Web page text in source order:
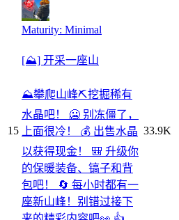
15
Maturity: Minimal
[⛰️] 开采一座山
⛰️攀爬山峰⛏️挖掘稀有
水晶吧！ 🥶 别冻僵了，
上面很冷！ 💰 出售水晶
以获得现金！ 🎒 升级你
的保暖装备、镐子和背
包吧！ 🔄 每小时都有一
座新山峰！别错过接下
33.9K